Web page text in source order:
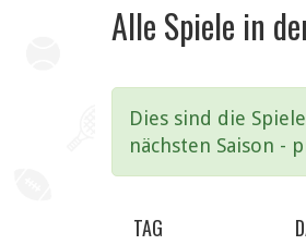
Alle Spiele in
Dies sind die
nächsten Saison -
TAG